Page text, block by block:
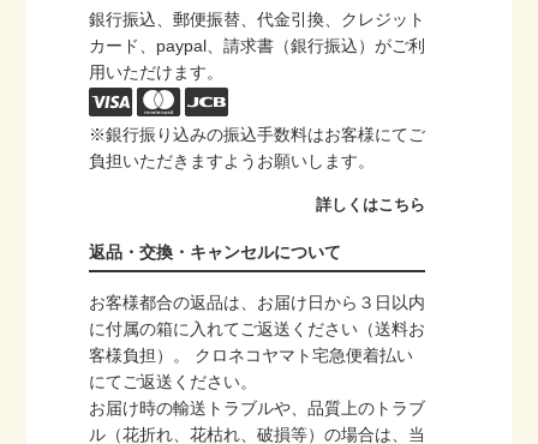
銀行振込、郵便振替、代金引換、クレジット
カード、paypal、請求書（銀行振込）がご利
用いただけます。
※銀行振り込みの振込手数料はお客様にてご
負担いただきますようお願いします。
詳しくはこちら
返品・交換・キャンセルについて
お客様都合の返品は、お届け日から３日以内
に付属の箱に入れてご返送ください（送料お
客様負担）。 クロネコヤマト宅急便着払い
にてご返送ください。
お届け時の輸送トラブルや、品質上のトラブ
ル（花折れ、花枯れ、破損等）の場合は、当